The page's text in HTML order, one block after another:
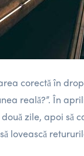
corectă în
reală?”. În
zile, apoi să
lovească